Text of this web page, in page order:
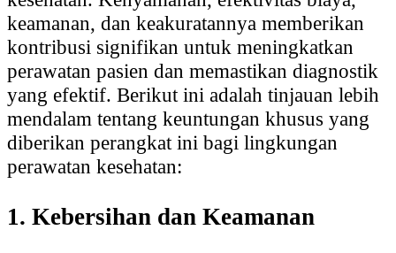
keamanan, dan keakuratannya memberikan
kontribusi signifikan untuk meningkatkan
perawatan pasien dan memastikan diagnostik
yang efektif. Berikut ini adalah tinjauan lebih
mendalam tentang keuntungan khusus yang
diberikan perangkat ini bagi lingkungan
perawatan kesehatan:
1. Kebersihan dan Keamanan